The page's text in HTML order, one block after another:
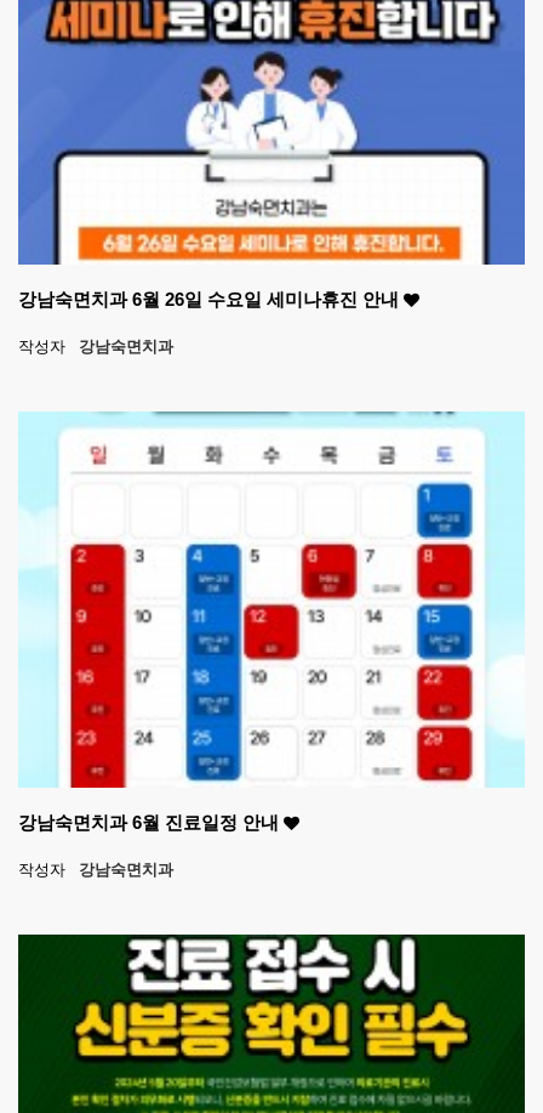
강남숙면치과 6월 26일 수요일 세미나휴진 안내
작성자 강남숙면치과
강남숙면치과 6월 진료일정 안내
작성자 강남숙면치과